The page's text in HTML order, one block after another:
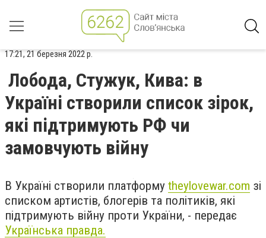
17:21, 21 березня 2022 р.
Лобода, Стужук, Кива: в
Україні створили список зірок,
які підтримують РФ чи
замовчують війну
В Україні створили платформу theylovewar.com зі
списком артистів, блогерів та політиків, які
підтримують війну проти України, - передає
Українська правда.